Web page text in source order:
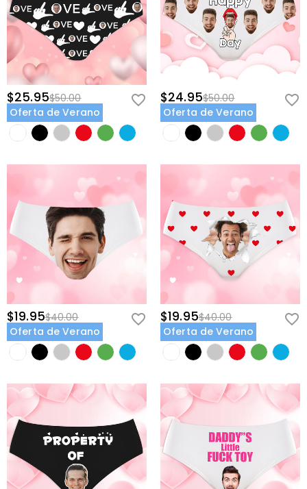
$25.95$50.00
Oferta de Verano
$24.95$50.00
Oferta de Verano
$19.95$40.00
Oferta de Verano
$19.95$40.00
Oferta de Verano